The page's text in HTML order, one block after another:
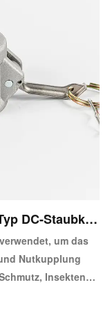
DC-Staubkap
um das
Nutkupplung
Insekten